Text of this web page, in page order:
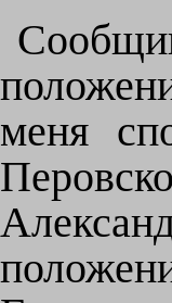
меня